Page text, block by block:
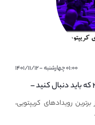
۰۱:۰۰ چهارشنبه - ۱۴۰۱/۱۱/۱۲
مهم ترین رویداد های کریپتویی ۲۰۲۳ که باید دنبال کنید –
رویدادهای کریپتویی،